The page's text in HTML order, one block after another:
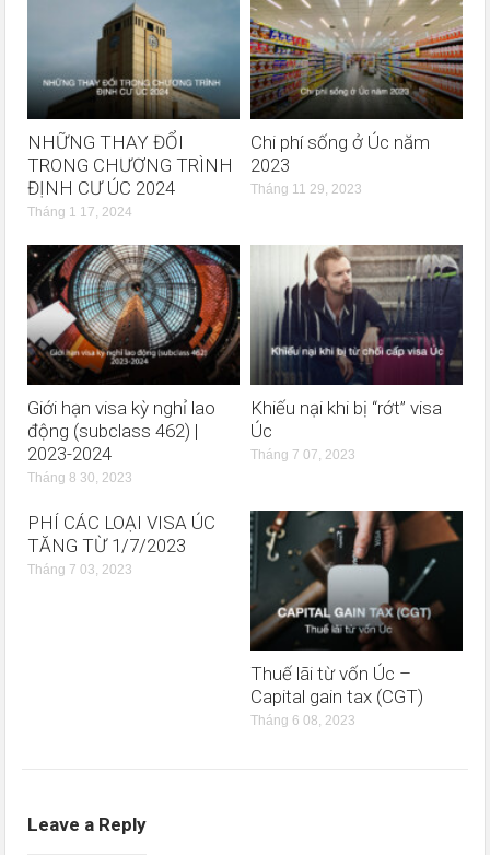
NHỮNG THAY ĐỔI
TRONG CHƯƠNG TRÌNH
ĐỊNH CƯ ÚC 2024
Tháng 1 17, 2024
Chi phí sống ở Úc năm
2023
Tháng 11 29, 2023
Giới hạn visa kỳ nghỉ lao
động (subclass 462) |
2023-2024
Tháng 8 30, 2023
Khiếu nại khi bị “rớt” visa
Úc
Tháng 7 07, 2023
PHÍ CÁC LOẠI VISA ÚC
TĂNG TỪ 1/7/2023
Tháng 7 03, 2023
Thuế lãi từ vốn Úc –
Capital gain tax (CGT)
Tháng 6 08, 2023
Leave a Reply